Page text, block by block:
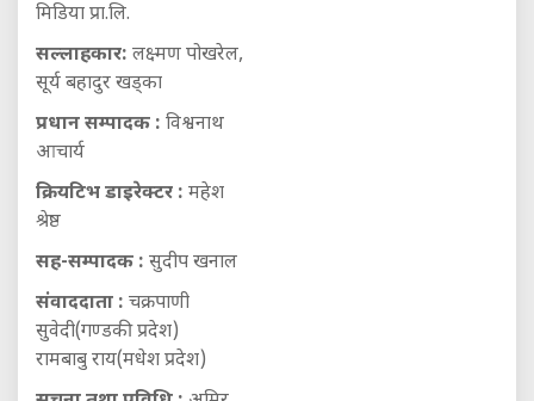
मिडिया प्रा.लि.
सल्लाहकार: लक्ष्मण पोखरेल,
सूर्य बहादुर खड्का
प्रधान सम्पादक : विश्वनाथ
आचार्य
क्रियटिभ डाइरेक्टर : महेश
श्रेष्ठ
सह-सम्पादक : सुदीप खनाल
संवाददाता : चक्रपाणी
सुवेदी(गण्डकी प्रदेश)
रामबाबु राय(मधेश प्रदेश)